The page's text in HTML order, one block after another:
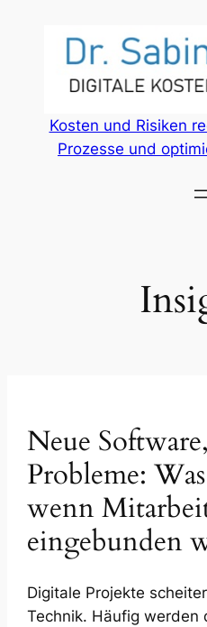
springen
Kosten und Risiken
Prozesse und
Neue
Probleme:
wenn
eingebunden
Digitale Projekte
Technik. Häufig werden